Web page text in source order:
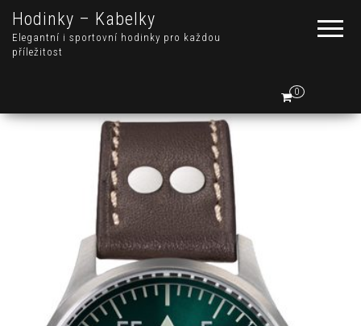
Hodinky – Kabelky
Elegantní i sportovní hodinky pro každou
příležitost
0